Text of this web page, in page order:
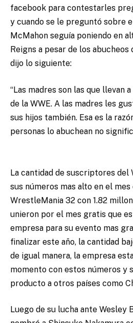
facebook para contestarles
y cuando se le preguntó sobre
McMahon seguía poniendo en
Reigns a pesar de los abucheos
dijo lo siguiente:
“Las madres son las que llevan
de la WWE. A las madres les
sus hijos también. Esa es la
personas lo abuchean no
La cantidad de suscriptores del
sus números mas alto en el
WrestleMania 32 con 1.82
unieron por el mes gratis que
empresa para su evento mas
finalizar este año, la cantidad
de igual manera, la empresa
momento con estos números y
producto a otros países como
Luego de su lucha ante Wesley